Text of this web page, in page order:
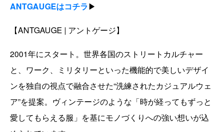
ANTGAUGEはコチラ▶
【ANTGAUGE | アントゲージ】
2001年にスタート。世界各国のストリートカルチャー
と、ワーク、ミリタリーといった機能的で美しいデザイ
ンを独自の視点で融合させた“洗練されたカジュアルウェ
ア”を提案。ヴィンテージのような「時が経ってもずっと
愛してもらえる服」を基にモノづくりへの強い想いが込